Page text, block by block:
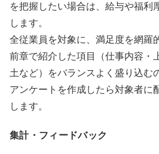
を把握したい場合は、給与や福利
します。
全従業員を対象に、満足度を網羅
前章で紹介した項目（仕事内容・
土など）をバランスよく盛り込む
アンケートを作成したら対象者に
します。
集計・フィードバック